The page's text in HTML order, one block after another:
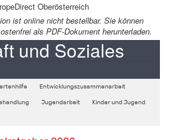
Oberösterreich
ist online nicht bestellbar. Sie können
als PDF-Dokument herunterladen.
und Soziales
Entwicklungszusammenarbeit
Jugendarbeit Kinder und Jugend